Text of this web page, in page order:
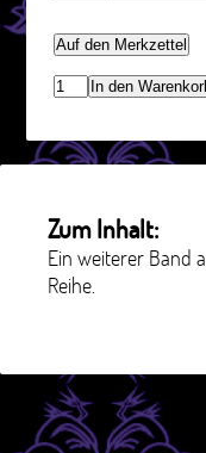
Auf den Merkzettel
In den
Zum Inhalt:
Ein weiterer Band
Reihe.